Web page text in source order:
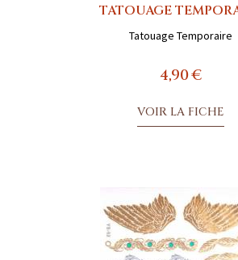
TATOUAGE
Tatouage Temporaire
4,90 €
VOIR LA FICHE